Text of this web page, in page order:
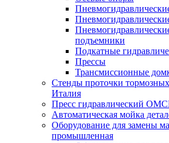
подъемники
Подкатные
Прессы
Трансмиссионные
Стенды проточки
Италия
Пресс гидравлический
Автоматическая мойка
Оборудование для замены
промышленная